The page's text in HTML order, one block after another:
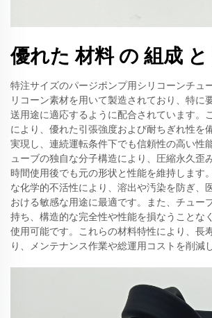
優れた 材料 の 組成
特注サイズのパージポンプ用シリコーンチュ
リコーン素材を用いて製造されており、特に
送用途に適応するように配合されています。
により、優れた引張強度および耐ちぎれ性を
実現し、連続運転条件下でも信頼性の高い性
ューブの独自な分子構造により、圧縮永久歪
時間使用後でも元の形状と性能を維持します
な化学的不活性により、溶出や汚染を防ぎ、
おける敏感な用途に最適です。また、チュー
持ち、構造的な完全性や性能を損なうことな
使用可能です。これらの材料特性により、長
り、メンテナンス作業や総運用コストを削減